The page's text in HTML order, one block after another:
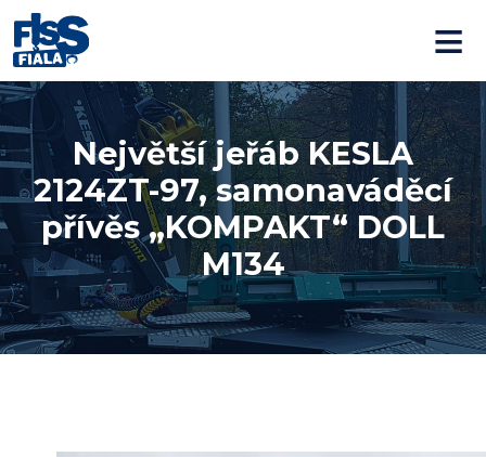
≡
Největší jeřáb KESLA
2124ZT-97, samonaváděcí
přívěs „KOMPAKT“ DOLL
M134